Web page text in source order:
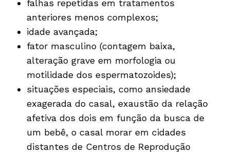
falhas repetidas em tratamentos
anteriores menos complexos;
idade avançada;
fator masculino (contagem baixa,
alteração grave em morfologia ou
motilidade dos espermatozoides);
situações especiais, como ansiedade
exagerada do casal, exaustão da relação
afetiva dos dois em função da busca de
um bebê, o casal morar em cidades
distantes de Centros de Reprodução